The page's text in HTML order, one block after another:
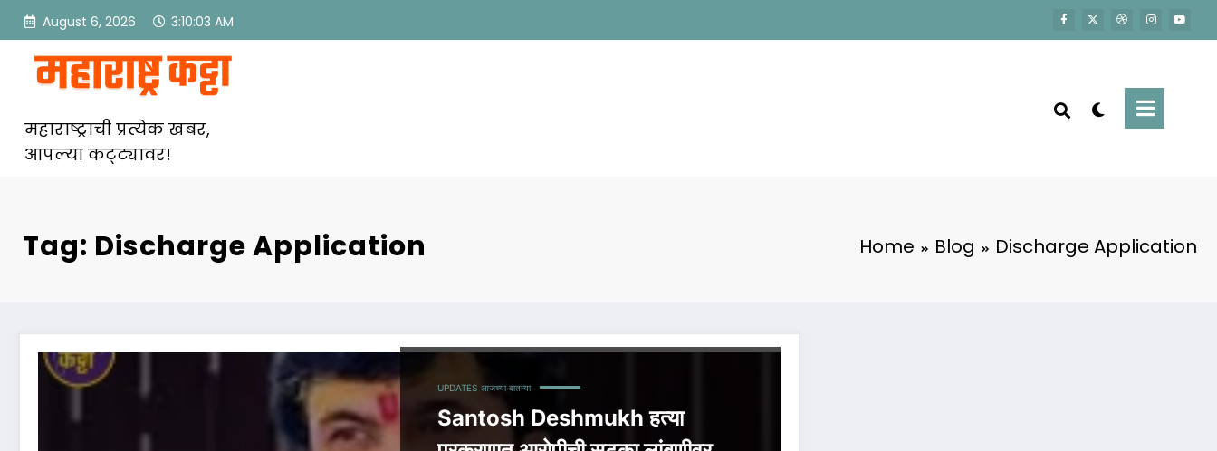
Skip
content
August 6, 2026 3:10:04 AM
महाराष्ट्राची प्रत्येक खबर,
आपल्या कट्ट्यावर!
Tag: Discharge Application Home Blog Discharge Application
UPDATES आजच्या बातम्या
Santosh Deshmukh हत्या